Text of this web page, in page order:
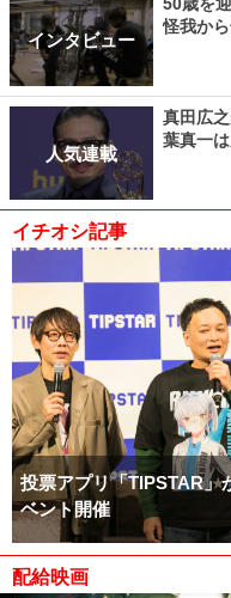
インタビュー
怪我か
人気連載
真田広
葉真一
イチオシ記事
投票アプリ「TIPSTAR」
ベント開催
配給映画